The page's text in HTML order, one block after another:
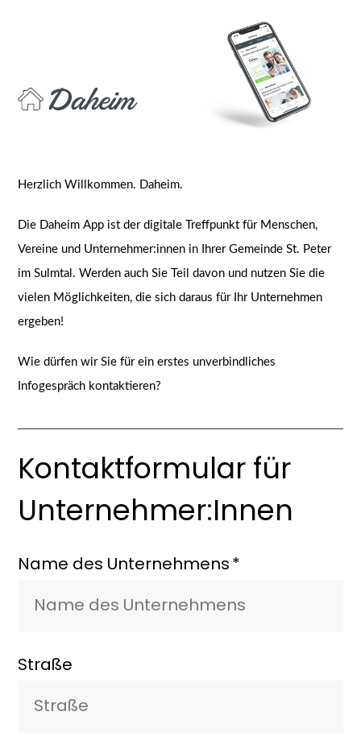
Herzlich Willkommen. Daheim.
Die Daheim App ist der digitale Treffpunkt für Menschen,
Vereine und Unternehmer:innen in Ihrer Gemeinde St. Peter
im Sulmtal. Werden auch Sie Teil davon und nutzen Sie die
vielen Möglichkeiten, die sich daraus für Ihr Unternehmen
ergeben!
Wie dürfen wir Sie für ein erstes unverbindliches
Infogespräch kontaktieren?
Kontaktformular für
Unternehmer:Innen
Name des Unternehmens
Straße